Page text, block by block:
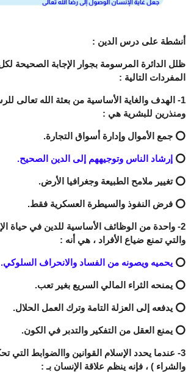
أنشطة على درس الدين :
ظلل الدائرة المرسومة بجوار الإجابة الصحيحة
المفردات التالية :
1- الهدف والغاية الأساسية من بعثة الله تعالى
ومنذرين للبشرية هي :
⭕ جمع الأموال وإدارة أسواق التجارة.
⭕ إرشاد الناس وتوجيههم إلى الدين الصحيح.
⭕ تغيير ملامح الطبيعة وجغرافيا الأرض.
⭕ فرض النفوذ والسيطرة العسكرية فقط.
2- واحدة من الوظائف الأساسية للدين في حياة
والتي تمنع ضياع الأفراد ، هي أنه :
⭕ يحميه ويصونه من الفساد والانحراف السلوكي.
⭕ يمنحه الثراء المالي السريع بغير تعب.
⭕ يدفعه إلى العزلة التامة وترك العمل الحلال.
⭕ يمنع العقل من التفكير والتدبر في الكون.
3- عندما يحدد الإسلام القوانين واالضوابط التي
والشراء ) ، فإنه ينظم علاقة الإنسان بـ :